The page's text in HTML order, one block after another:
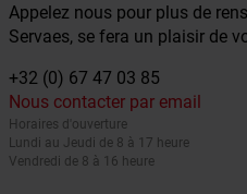
Appelez nous pour plus de
Servaes, se fera un plaisir de
+32 (0) 67 47 03 85
Nous contacter par email
Horaires d'ouverture
Lundi au Jeudi de 8 à 17 heure
Vendredi de 8 à 16 heure